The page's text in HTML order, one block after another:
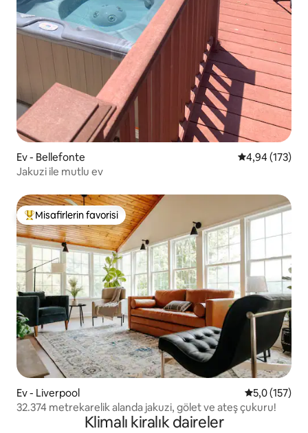
Ev - Bellefonte 5 üzerinden
4,94 (173)
Jakuzi ile mutlu ev
Misafirlerin favorilerinden en beğenilenler arasında
Misafirlerin favorisi
Ev - Liverpool 5 üzerinden
5,0 (157)
32.374 metrekarelik alanda jakuzi, gölet ve ateş çukuru!
Klimalı kiralık daireler